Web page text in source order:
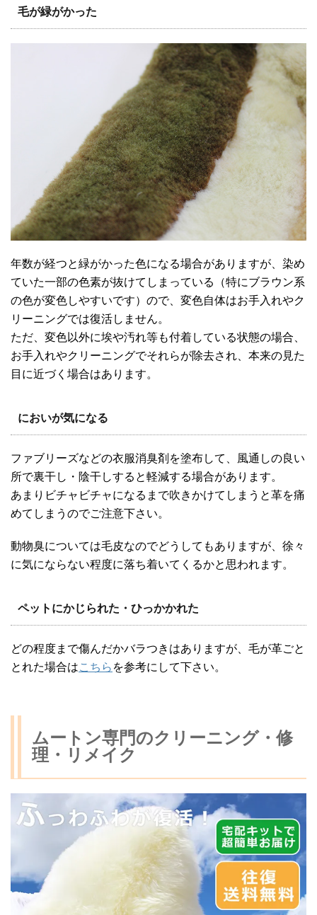
毛が緑がかった
年数が経つと緑がかった色になる場合がありますが、染め
ていた一部の色素が抜けてしまっている（特にブラウン系
の色が変色しやすいです）ので、変色自体はお手入れやク
リーニングでは復活しません。
ただ、変色以外に埃や汚れ等も付着している状態の場合、
お手入れやクリーニングでそれらが除去され、本来の見た
目に近づく場合はあります。
においが気になる
ファブリーズなどの衣服消臭剤を塗布して、風通しの良い
所で裏干し・陰干しすると軽減する場合があります。
あまりビチャビチャになるまで吹きかけてしまうと革を痛
めてしまうのでご注意下さい。
動物臭については毛皮なのでどうしてもありますが、徐々
に気にならない程度に落ち着いてくるかと思われます。
ペットにかじられた・ひっかかれた
どの程度まで傷んだかバラつきはありますが、毛が革ごと
とれた場合はこちら を参考にして下さい。
ムートン専門のクリーニング・修
理・リメイク